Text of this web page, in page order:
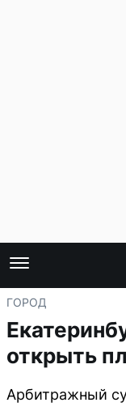
ГОРОД
открыть
Арбитражный